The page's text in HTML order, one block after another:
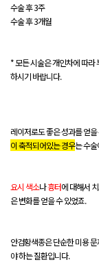
수술 후 3주
수술 후 3개월
* 모든 시술은 개인차에 따라
하시기 바랍니다.
레이저로도 좋은 성과를 얻
이 축적되어있는 경우는 수술
요시 색소나흉터에 대해서
은 변화를 얻을 수 있었죠.
안검황색종은 단순한 미용
야 하는 질환입니다.